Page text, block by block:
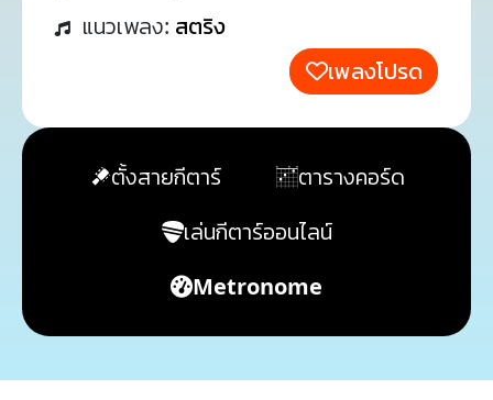
แนวเพลง: สตริง
เพลงโปรด
ตั้งสายกีตาร์
ตารางคอร์ด
เล่นกีตาร์ออนไลน์
Metronome